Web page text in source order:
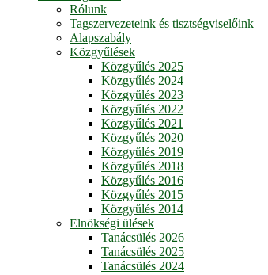
Rólunk
Tagszervezeteink és tisztségviselőink
Alapszabály
Közgyűlések
Közgyűlés 2025
Közgyűlés 2024
Közgyűlés 2023
Közgyűlés 2022
Közgyűlés 2021
Közgyűlés 2020
Közgyűlés 2019
Közgyűlés 2018
Közgyűlés 2016
Közgyűlés 2015
Közgyűlés 2014
Elnökségi ülések
Tanácsülés 2026
Tanácsülés 2025
Tanácsülés 2024